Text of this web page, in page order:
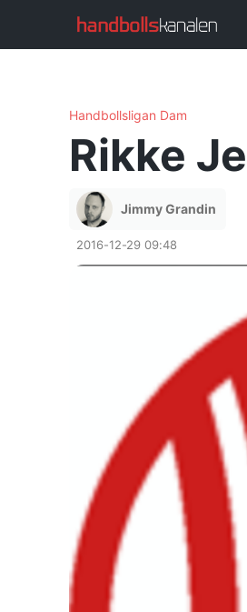
Handbollsligan Dam
Rikke
Jimmy Grandin
2016-12-29 09:48